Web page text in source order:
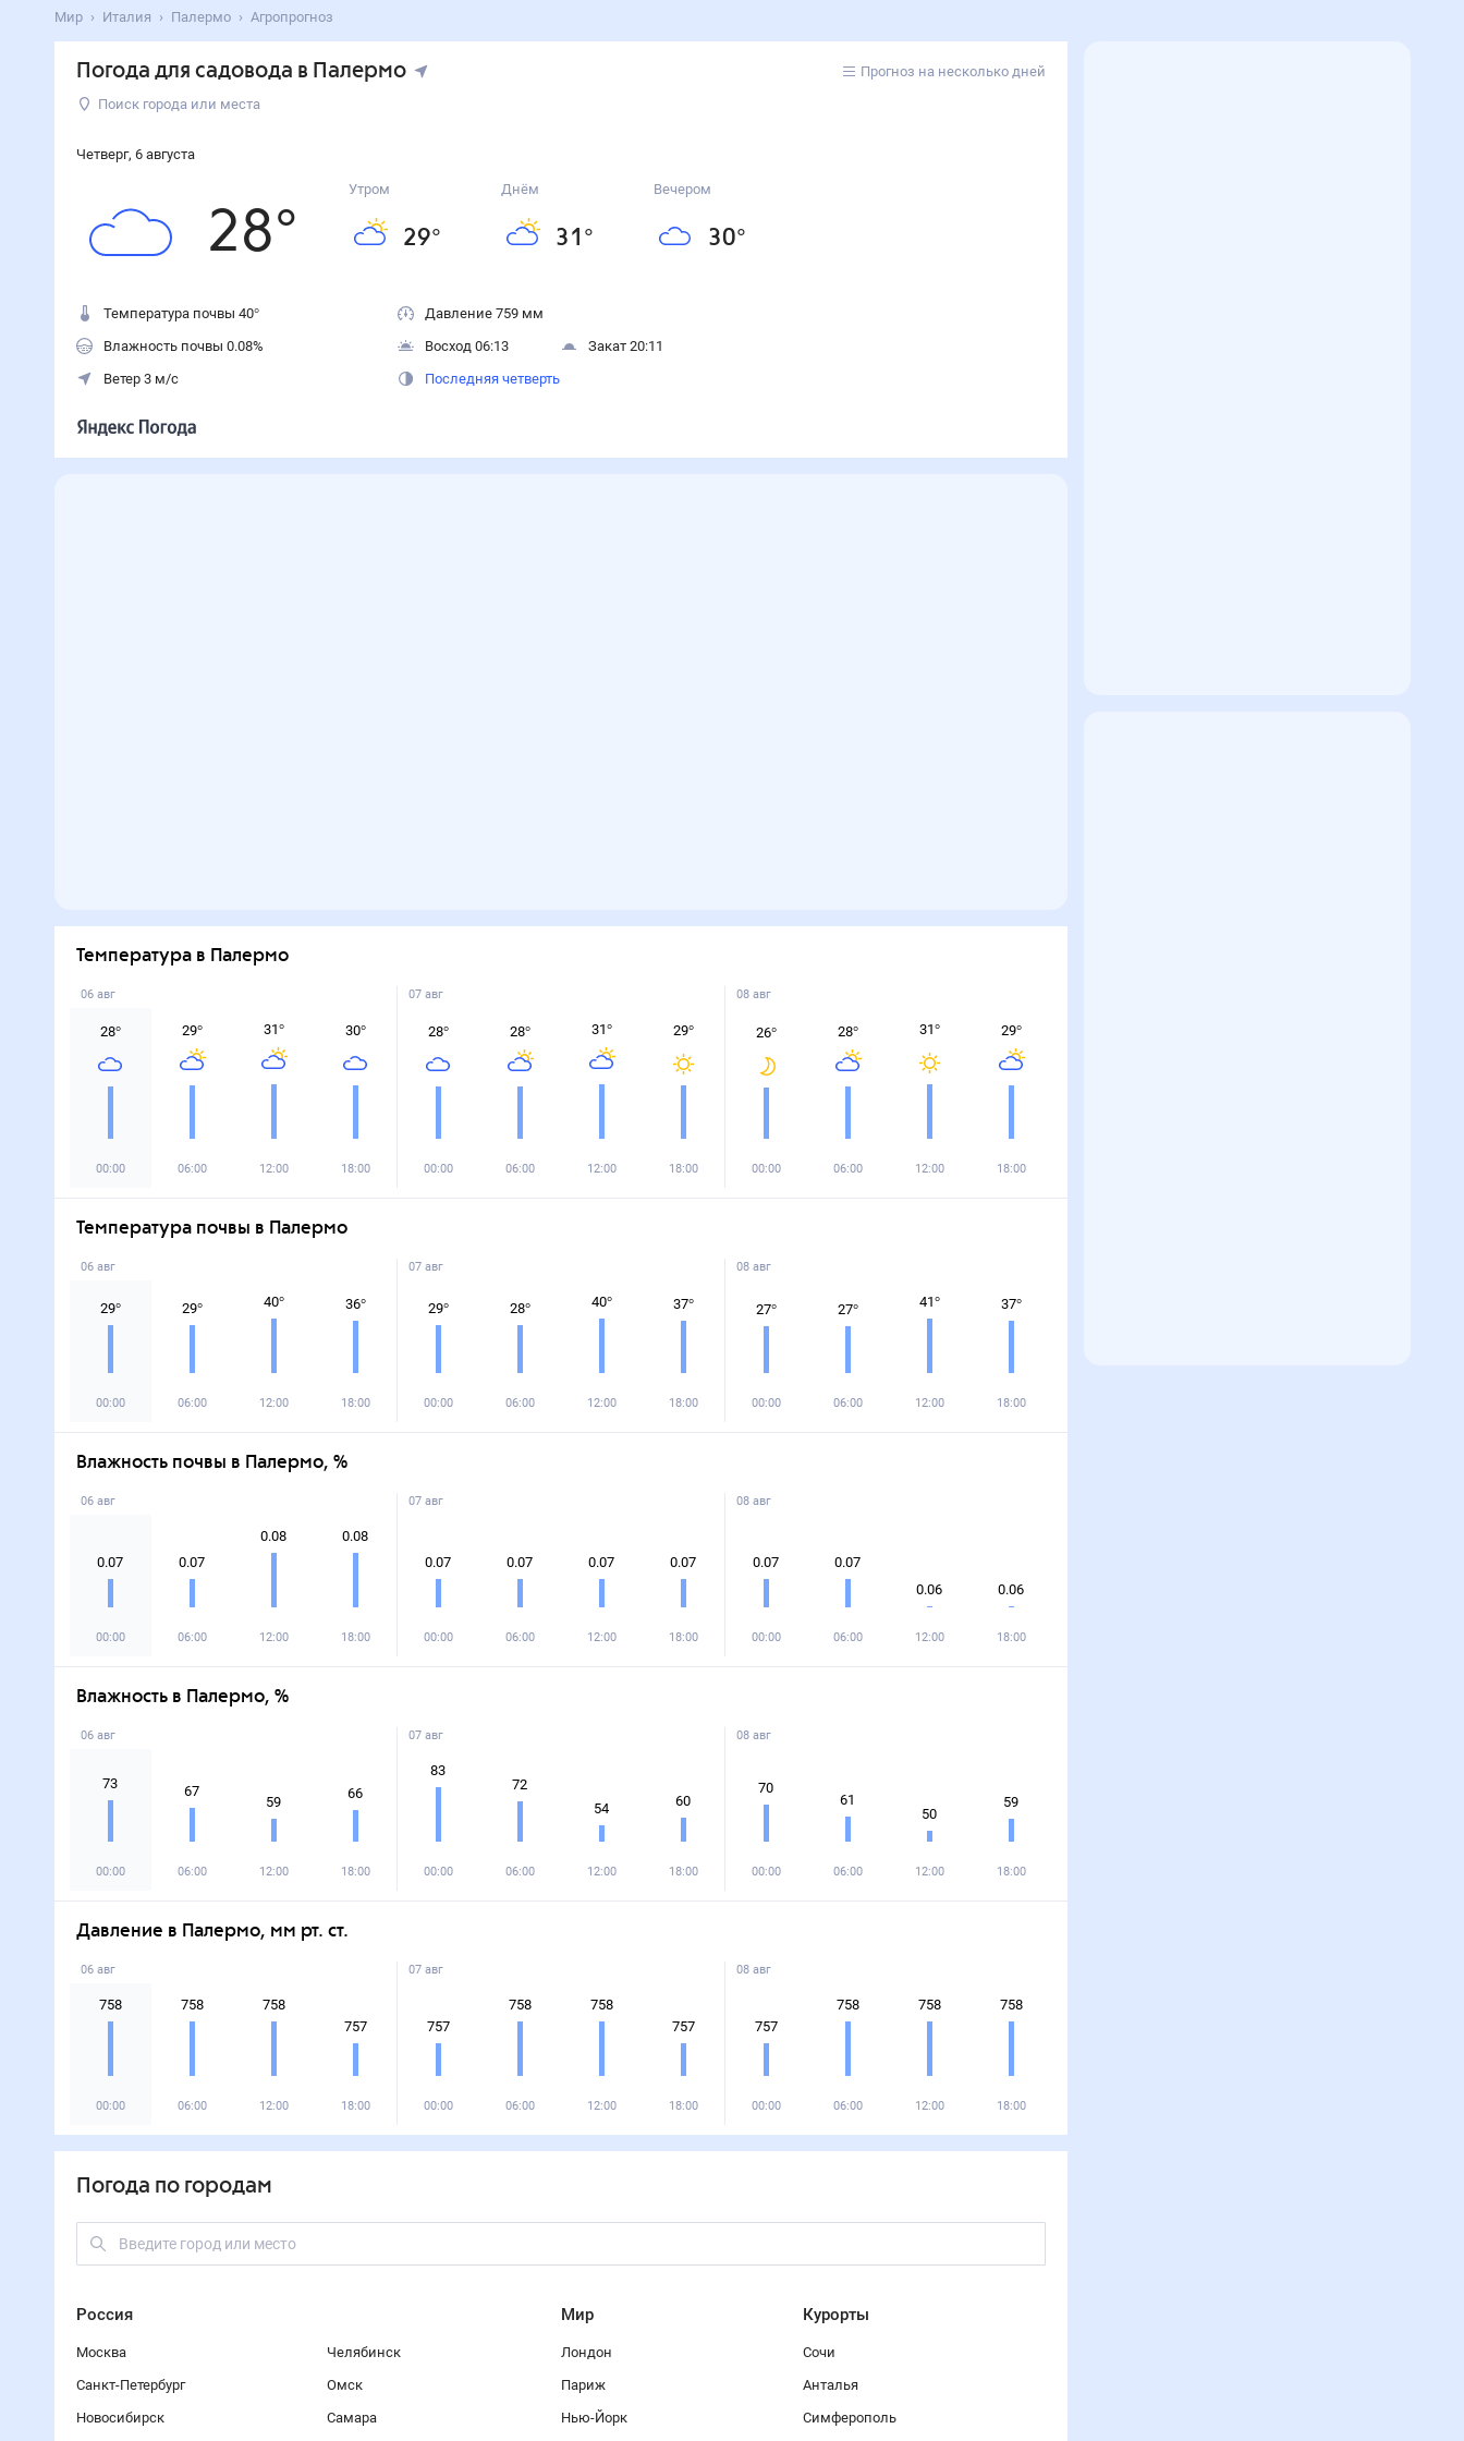
Мир Италия Палермо Агропрогноз
Погода для садовода в Палермо
Прогноз на несколько дней
Поиск города или места
Четверг, 6 августа
28°
Утром
29°
Днём
31 °
Вечером
30°
Температура почвы 40°
Влажность почвы 0.08%
Ветер 3 м/с
Давление 759 мм
Восход 06:13
Закат 20:11
Последняя четверть
Температура в Палермо
06 авг
28°
00:00
29°
06:00
31°
12:00
30°
18:00
07 авг
28°
00:00
28°
06:00
31°
12:00
29°
18:00
08 авг
26°
00:00
28°
06:00
31°
12:00
29°
18:00
Температура почвы в Палермо
06 авг
29°
00:00
29°
06:00
40°
12:00
36°
18:00
07 авг
29°
00:00
28°
06:00
40°
12:00
37°
18:00
08 авг
27°
00:00
27°
06:00
41°
12:00
37°
18:00
Влажность почвы в Палермо, %
06 авг
0.07
00:00
0.07
06:00
0.08
12:00
0.08
18:00
07 авг
0.07
00:00
0.07
06:00
0.07
12:00
0.07
18:00
08 авг
0.07
00:00
0.07
06:00
0.06
12:00
0.06
18:00
Влажность в Палермо, %
06 авг
73
00:00
67
06:00
59
12:00
66
18:00
07 авг
83
00:00
72
06:00
54
12:00
60
18:00
08 авг
70
00:00
61
06:00
50
12:00
59
18:00
Давление в Палермо, мм рт. ст.
06 авг
758
00:00
758
06:00
758
12:00
757
18:00
07 авг
757
00:00
758
06:00
758
12:00
757
18:00
08 авг
757
00:00
758
06:00
758
12:00
758
18:00
Погода по городам
Россия
Москва
Санкт-Петербург
Новосибирск
Челябинск
Омск
Самара
Мир
Лондон
Париж
Нью-Йорк
Курорты
Сочи
Анталья
Симферополь